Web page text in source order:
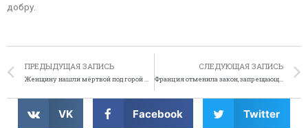
добру.
ПРЕДЫДУЩАЯ ЗАПИСЬ
Женщину нашли мёртвой под горой мусора
СЛЕДУЮЩАЯ ЗАПИСЬ
Франция отменила закон, запрещающий оскорблять президента
VK Facebook Twitter